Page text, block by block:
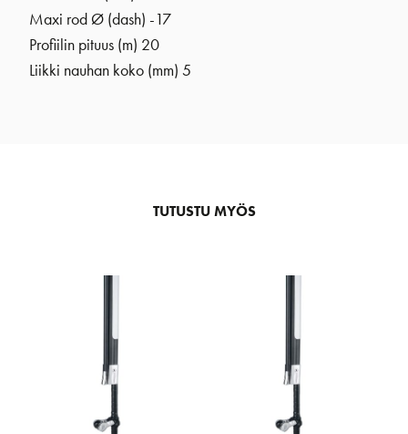
Maxi rod Ø (dash) -17
Profiilin pituus (m) 20
Liikki nauhan koko (mm) 5
TUTUSTU MYÖS